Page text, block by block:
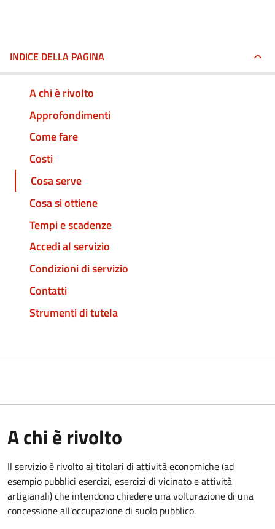
INDICE DELLA PAGINA
A chi è rivolto
Approfondimenti
Come fare
Costi
Cosa serve
Cosa si ottiene
Tempi e scadenze
Accedi al servizio
Condizioni di servizio
Contatti
Strumenti di tutela
A chi è rivolto
Il servizio è rivolto ai titolari di attività economiche (ad
esempio pubblici esercizi, esercizi di vicinato e attività
artigianali) che intendono chiedere una volturazione di una
concessione all'occupazione di suolo pubblico.